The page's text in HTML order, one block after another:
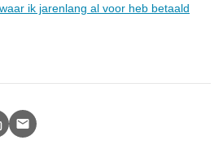
ik jarenlang al voor heb betaald